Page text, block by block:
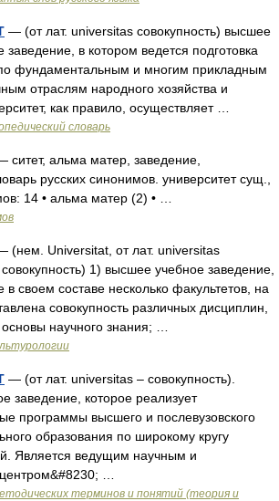
— (от лат. universitas совокупность) высшее
заведение, в котором ведется подготовка
фундаментальным и многим прикладным
отраслям народного хозяйства и
как правило, осуществляет …
словарь
ситет, альма матер, заведение,
русских синонимов. университет сущ.,
14 • альма матер (2) • …
(нем. Universitat, от лат. universitas
1) высшее учебное заведение,
своем составе несколько факультетов, на
совокупность различных дисциплин,
научного знания; …
— (от лат. universitas – совокупность).
заведение, которое реализует
программы высшего и послевузовского
образования по широкому кругу
Является ведущим научным и
…
терминов и понятий (теория и